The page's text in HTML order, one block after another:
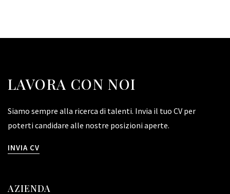
LAVORA CON NOI
Siamo sempre alla ricerca di talenti. Invia il tuo CV per
poterti candidare alle nostre posizioni aperte.
INVIA CV
AZIENDA